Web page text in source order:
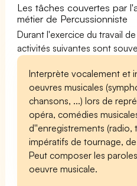
Les tâches couvertes par
métier de Percussionniste
Durant l'exercice du travail
activités suivantes sont
Interprète vocalement et
oeuvres musicales
chansons, ...) lors de
opéra, comédies
d''enregistrements (radio,
impératifs de tournage,
Peut composer les
oeuvre musicale.